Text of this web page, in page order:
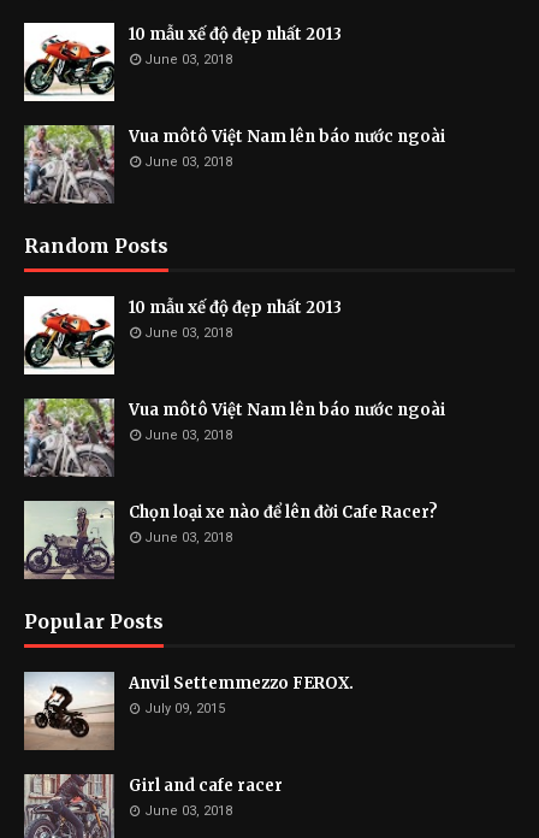
10 mẫu xế độ đẹp nhất 2013
June 03, 2018
Vua môtô Việt Nam lên báo nước ngoài
June 03, 2018
Random Posts
10 mẫu xế độ đẹp nhất 2013
June 03, 2018
Vua môtô Việt Nam lên báo nước ngoài
June 03, 2018
Chọn loại xe nào để lên đời Cafe Racer?
June 03, 2018
Popular Posts
Anvil Settemmezzo FEROX.
July 09, 2015
Girl and cafe racer
June 03, 2018